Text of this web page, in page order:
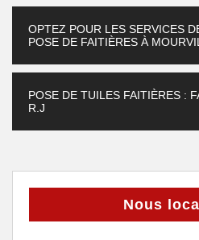
OPTEZ POUR LES SERVICES
POSE DE FAITIÈRES À
POSE DE TUILES FAITIÈRES :
R.J
Nous